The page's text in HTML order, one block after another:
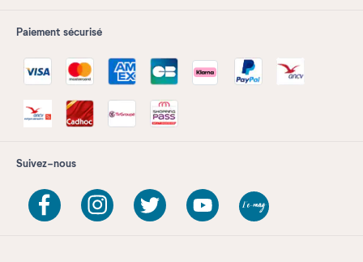
Paiement sécurisé
Suivez-nous